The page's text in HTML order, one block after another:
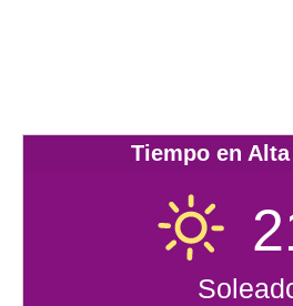
Tiempo en